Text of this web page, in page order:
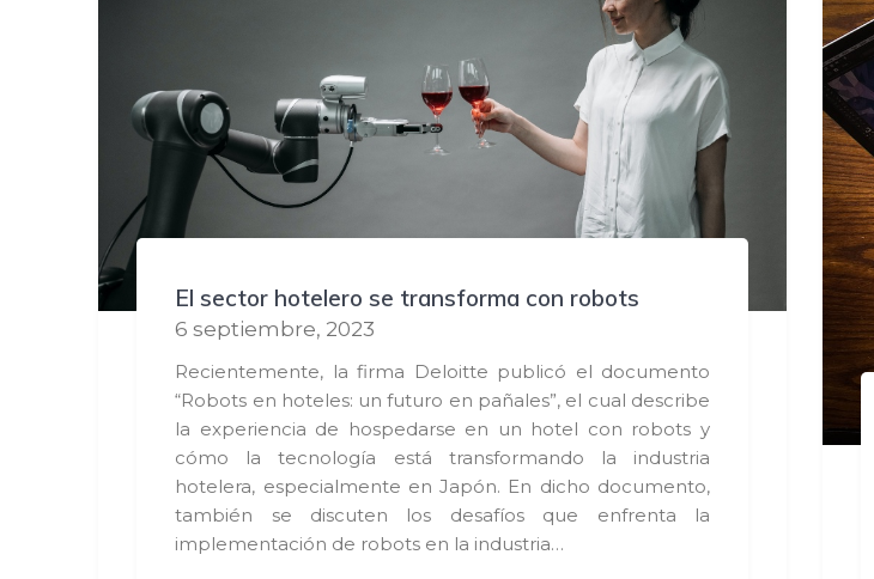
El sector hotelero se transforma con robots
6 septiembre, 2023
Recientemente, la firma Deloitte publicó el documento
“Robots en hoteles: un futuro en pañales”, el cual describe
la experiencia de hospedarse en un hotel con robots y
cómo la tecnología está transformando la industria
hotelera, especialmente en Japón. En dicho documento,
también se discuten los desafíos que enfrenta la
implementación de robots en la industria…